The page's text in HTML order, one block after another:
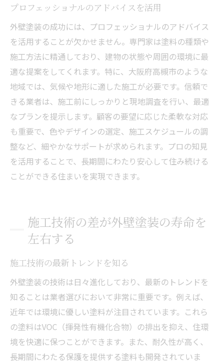
プロフェッショナルのアドバイスを活用
外壁塗装の成功には、プロフェッショナルのアドバイス
を活用することが欠かせません。専門家は塗料の種類や
施工方法に精通しており、建物の状態や周囲の環境に最
適な提案をしてくれます。特に、大阪府高槻市のような
地域では、気候や地形に適した施工が必要です。信頼で
きる業者は、施工前にしっかりと現地調査を行い、最適
なプランを提示します。顧客の要望に応じた柔軟な対応
も重要で、色やデザインの選定、施工スケジュールの調
整など、細やかなサポートが求められます。プロの知見
を活用することで、長期間にわたり安心して住み続ける
ことができる住まいを実現できます。
施工技術の差が外壁塗装の寿命を
左右する
施工技術の最新トレンドを知る
外壁塗装の技術は日々進化しており、最新のトレンドを
知ることは業者選びにおいて非常に重要です。例えば、
近年では環境に優しい塗料が注目されています。これら
の塗料はVOC（揮発性有機化合物）の排出を抑え、住環
境を快適に保つことができます。また、耐久性が高く、
長期間にわたる保護を提供する塗料も開発されていま